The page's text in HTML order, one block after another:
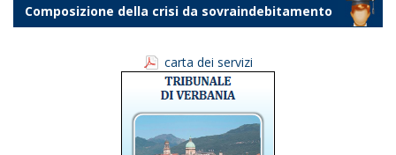
Composizione della crisi da sovraindebitamento
carta dei servizi